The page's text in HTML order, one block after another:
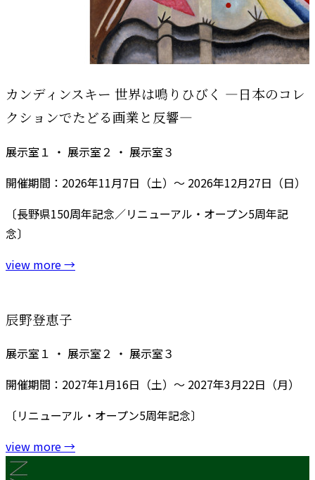
カンディンスキー 世界は鳴りひびく ―日本のコレ
クションでたどる画業と反響―
展示室１ ・ 展示室２ ・ 展示室３
開催期間：2026年11月7日（土）～ 2026年12月27日（日）
〔長野県150周年記念／リニューアル・オープン5周年記
念〕
view more→
辰野登恵子
展示室１ ・ 展示室２ ・ 展示室３
開催期間：2027年1月16日（土）～ 2027年3月22日（月）
〔リニューアル・オープン5周年記念〕
view more→